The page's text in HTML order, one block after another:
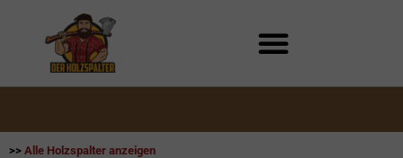
>> Alle Holzspalter anzeigen